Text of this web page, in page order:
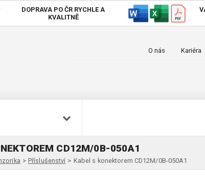
DOPRAVA PO ČR RYCHLE A
KVALITNĚ
O nás Kariéra
CD12M/0B-050A1
> Příslušenství > Kabel s konektorem CD12M/0B-050A1